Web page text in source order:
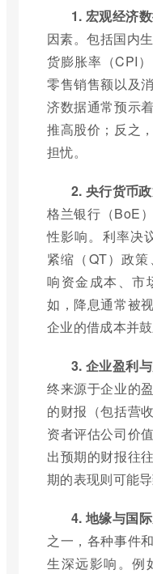
1. 宏观经济数
因素。包括国内
货膨胀率（CPI
零售销售额以及
济数据通常预示
推高股价；反之
担忧。
2. 央行货币政
格兰银行（BoE
性影响。利率决
紧缩（QT）政
响资金成本、市
如，降息通常被
企业的借成本并鼓
3. 企业盈利与
终来源于企业的
的财报（包括营
资者评估公司价
出预期的财报往
期的表现则可能导
4. 地缘与国际
之一，各种事件
生深远影响。例